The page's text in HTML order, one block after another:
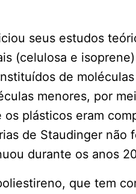
seus estudos
(celulosa e
de
menores, por
plásticos eram
de Staudinger não
durante os anos
que tem